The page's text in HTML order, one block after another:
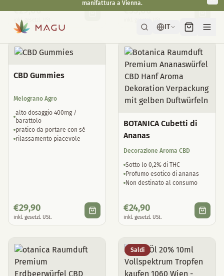
€29,00
inkl. gesetzl. USt.
€35,00
CBD Gummies
Melograno Agro
alto dosaggio 400mg /
barattolo
pratico da portare con sé
rilassamento piacevole
€29,90
inkl. gesetzl. USt.
BOTANICA Cubetti di
Ananas
Decorazione Aroma CBD
Sotto lo 0,2% di THC
Profumo esotico di ananas
Non destinato al consumo
€24,90
inkl. gesetzl. USt.
Saldi